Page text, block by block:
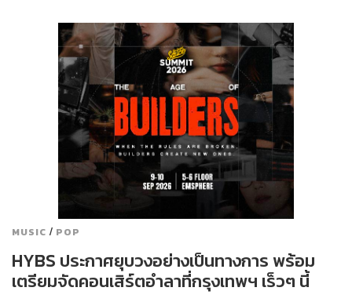
MUSIC / POP
HYBS ประกาศยุบวงอย่างเป็นทางการ พร้อม
เตรียมจัดคอนเสิร์ตอำลาที่กรุงเทพฯ เร็วๆ นี้